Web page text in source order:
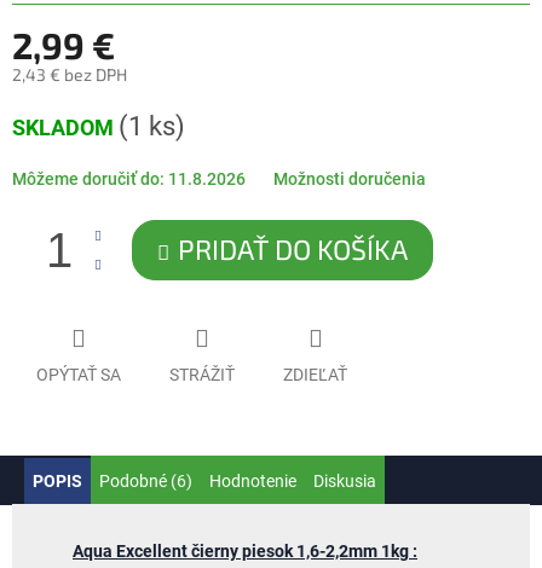
2,99 €
2,43 € bez DPH
cena:
SKLADOM (1 ks)
Môžeme doručiť do: 11.8.2026 Možnosti doručenia
PRIDAŤ DO KOŠÍKA
OPÝTAŤ SA STRÁŽIŤ ZDIEĽAŤ
POPIS Podobné (6) Hodnotenie Diskusia
Aqua Excellent čierny piesok 1,6-2,2mm 1kg :